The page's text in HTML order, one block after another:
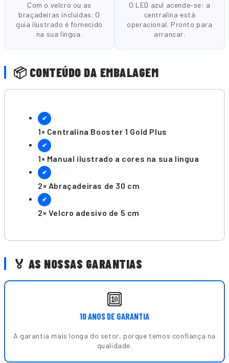
Com o velcro ou as
braçadeiras incluídas. O
guia ilustrado é fornecido
na sua língua.
O LED azul acende-se: a
centralina está
operacional. Pronto para
arrancar.
📦 CONTEÚDO DA EMBALAGEM
✔
1× Centralina Booster 1 Gold Plus
✔
1× Manual ilustrado a cores na sua língua
✔
2× Abraçadeiras de 30 cm
✔
2× Velcro adesivo de 5 cm
🏅 AS NOSSAS GARANTIAS
🔟
10 ANOS DE GARANTIA
A garantia mais longa do setor, porque temos confiança na
qualidade.